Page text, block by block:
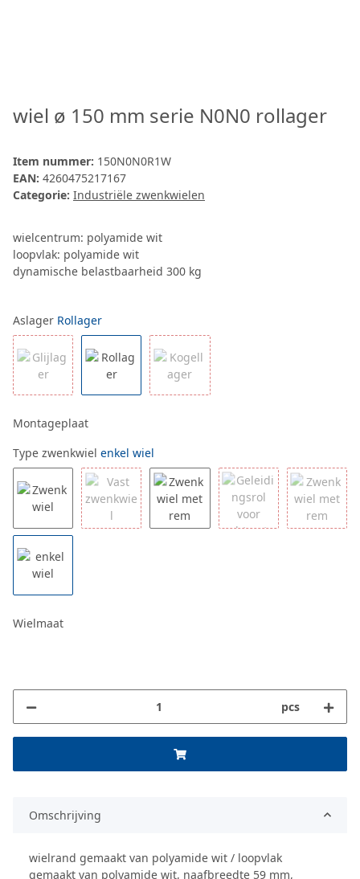
wiel ø 150 mm serie N0N0 rollager
Item nummer: 150N0N0R1W
EAN: 4260475217167
Categorie: Industriële zwenkwielen
wielcentrum: polyamide wit
loopvlak: polyamide wit
dynamische belastbaarheid 300 kg
Aslager Rollager
Montageplaat
Type zwenkwiel enkel wiel
Wielmaat
pcs
Omschrijving
wielrand gemaakt van polyamide wit / loopvlak
gemaakt van polyamide wit, naafbreedte 59 mm,